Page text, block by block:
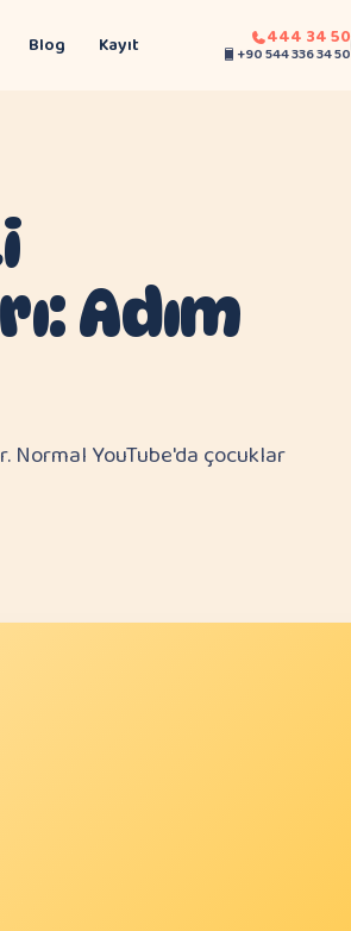
Blog Kayıt 444 34 50
+90 544 336 34 50
Adım
Normal YouTube'da çocuklar